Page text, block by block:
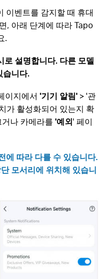
이벤트를 감지할 때 휴대
, 아래 단계에 따라 Tapo
.
로 설명합니다. 다른 모델
습니다.
이지에서'기기 알림' > '관
가 활성화되어 있는지 확
거나 카메라를'예외' 페이
에 따라 다를 수 있습니다.
모서리에 위치해 있습니